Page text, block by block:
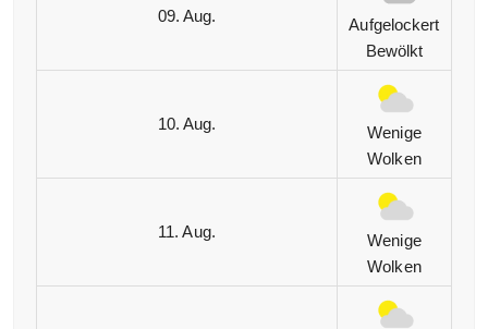
09. Aug.
Aufgelockert
Bewölkt
10. Aug.
Wenige
Wolken
11. Aug.
Wenige
Wolken